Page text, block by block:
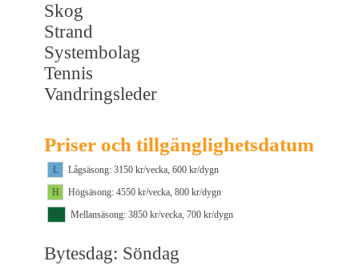
Skog
Strand
Systembolag
Tennis
Vandringsleder
Priser och tillgänglighetsdatum
L
Lågsäsong: 3150 kr/vecka, 600 kr/dygn
H
Högsäsong: 4550 kr/vecka, 800 kr/dygn
M1
Mellansäsong: 3850 kr/vecka, 700 kr/dygn
Bytesdag: Söndag